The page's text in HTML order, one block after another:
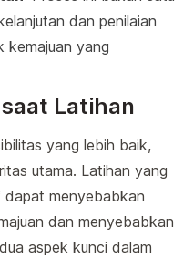
dan penilaian
kemajuan yang
Latihan
yang lebih baik,
utama. Latihan yang
menyebabkan
dan menyebabkan
aspek kunci dalam